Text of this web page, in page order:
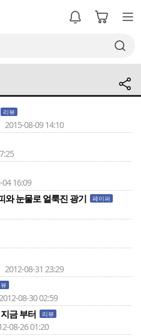
리뷰
08-09 14:10
16:09
와 눈물로 얼룩진 광기 페이퍼
08-31 23:29
08-30 02:59
금 부터 리뷰
08-26 01:20